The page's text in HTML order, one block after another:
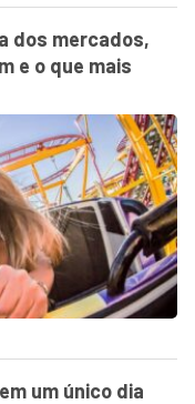
dos mercados,
e o que mais
um único dia